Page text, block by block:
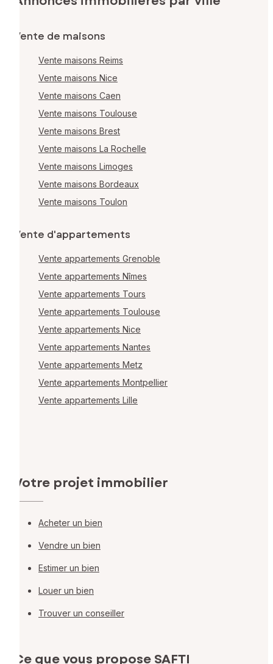
Vente de maisons
Vente maisons Reims
Vente maisons Nice
Vente maisons Caen
Vente maisons Toulouse
Vente maisons Brest
Vente maisons La Rochelle
Vente maisons Limoges
Vente maisons Bordeaux
Vente maisons Toulon
Vente d'appartements
Vente appartements Grenoble
Vente appartements Nîmes
Vente appartements Tours
Vente appartements Toulouse
Vente appartements Nice
Vente appartements Nantes
Vente appartements Metz
Vente appartements Montpellier
Vente appartements Lille
Votre projet immobilier
Acheter un bien
Vendre un bien
Estimer un bien
Louer un bien
Trouver un conseiller
Ce que vous propose SAFTI